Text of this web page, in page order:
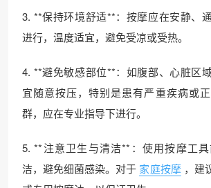
3. **保持环境舒适**：按摩应在安静、
进行，温度适宜，避免受凉或受热。
4. **避免敏感部位**：如腹部、心脏区
宜随意按压，特别是患有严重疾病或
群，应在专业指导下进行。
5. **注意卫生与清洁**：使用按摩工
洁，避免细菌感染。对于 家庭按摩 ，建